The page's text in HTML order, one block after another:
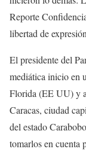
Reporte
libertad de
El presidente del
mediática inicio en
Florida (EE UU) y
Caracas, ciudad
del estado
tomarlos en cuenta